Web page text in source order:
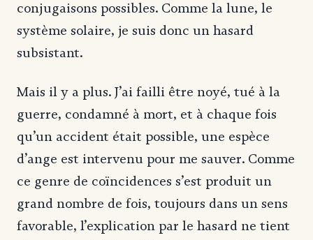
conjugaisons possibles. Comme la lune, le
système solaire, je suis donc un hasard
subsistant.
Mais il y a plus. J’ai failli être noyé, tué à la
guerre, condamné à mort, et à chaque fois
qu’un accident était possible, une espèce
d’ange est intervenu pour me sauver. Comme
ce genre de coïncidences s’est produit un
grand nombre de fois, toujours dans un sens
favorable, l’explication par le hasard ne tient